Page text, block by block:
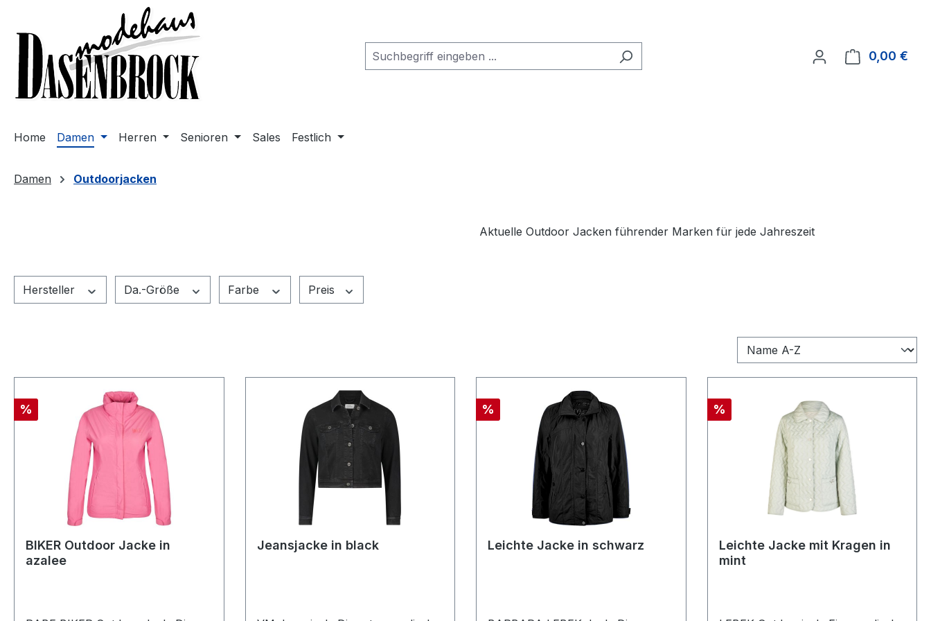
Hauptinhalt springen
Zur Hauptnavigation springen
0,00 €
Home Damen Herren Senioren Sales Festlich
Damen Outdoorjacken
Aktuelle Outdoor Jacken führender Marken für jede Jahreszeit
Hersteller Da.-Größe Farbe Preis
Rabatt
%
BIKER Outdoor Jacke in
azalee
Jeansjacke in black
Rabatt
%
Leichte Jacke in schwarz
Rabatt
%
Leichte Jacke mit Kragen in
mint